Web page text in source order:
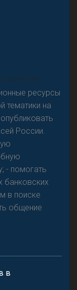
компаний,
ресурсы
тематики на
России.
- помогать
банковских
в поиске
общение
в